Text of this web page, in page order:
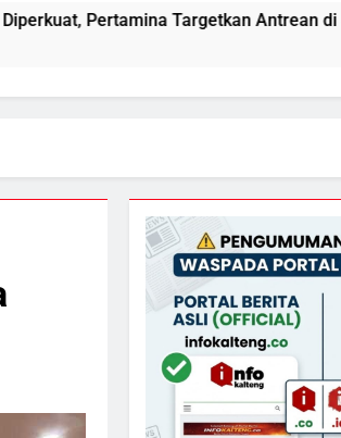
Targetkan Antrean di SPBU Sampit